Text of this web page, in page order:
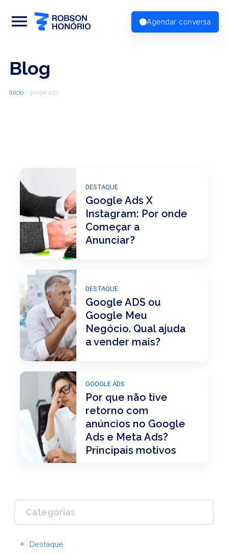
Agendar conversa
menu
Blog
Início/ google ads
DESTAQUE
Google Ads X
Instagram: Por onde
Começar a
Anunciar?
DESTAQUE
Google ADS ou
Google Meu
Negócio. Qual ajuda
a vender mais?
GOOGLE ADS
Por que não tive
retorno com
anúncios no Google
Ads e Meta Ads?
Principais motivos
Categorias
Destaque